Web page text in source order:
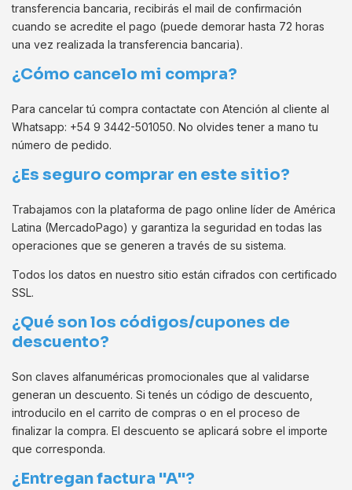
transferencia bancaria, recibirás el mail de confirmación
cuando se acredite el pago (puede demorar hasta 72 horas
una vez realizada la transferencia bancaria).
¿Cómo cancelo mi compra?
Para cancelar tú compra contactate con Atención al cliente al
Whatsapp: +54 9 3442-501050. No olvides tener a mano tu
número de pedido.
¿Es seguro comprar en este sitio?
Trabajamos con la plataforma de pago online líder de América
Latina (MercadoPago) y garantiza la seguridad en todas las
operaciones que se generen a través de su sistema.
Todos los datos en nuestro sitio están cifrados con certificado
SSL.
¿Qué son los códigos/cupones de
descuento?
Son claves alfanuméricas promocionales que al validarse
generan un descuento. Si tenés un código de descuento,
introducilo en el carrito de compras o en el proceso de
finalizar la compra. El descuento se aplicará sobre el importe
que corresponda.
¿Entregan factura "A"?